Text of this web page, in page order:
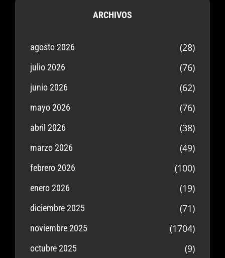
ARCHIVOS
agosto 2026 (28)
julio 2026 (76)
junio 2026 (62)
mayo 2026 (76)
abril 2026 (38)
marzo 2026 (49)
febrero 2026 (100)
enero 2026 (19)
diciembre 2025 (71)
noviembre 2025 (1704)
octubre 2025 (9)